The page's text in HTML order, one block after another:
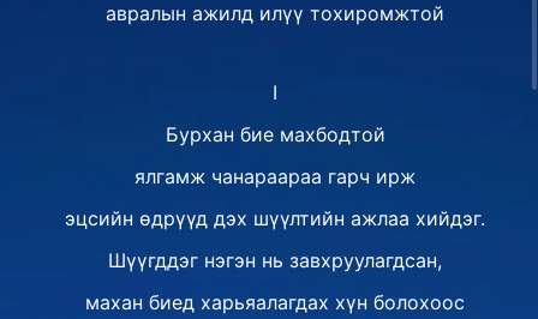
авралын ажилд илүү тохиромжтой
I
Бурхан бие махбодтой
ялгамж чанараараа гарч ирж
эцсийн өдрүүд дэх шүүлтийн ажлаа хийдэг.
Шүүгддэг нэгэн нь завхруулагдсан,
махан биед харьяалагдах хүн болохоос